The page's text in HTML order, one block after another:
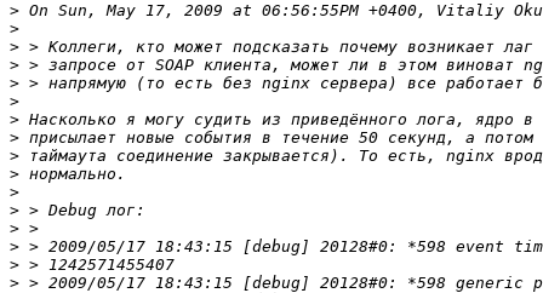
>
>
>
>
>
>
>
>
>
>
>
>
>
>
>
>